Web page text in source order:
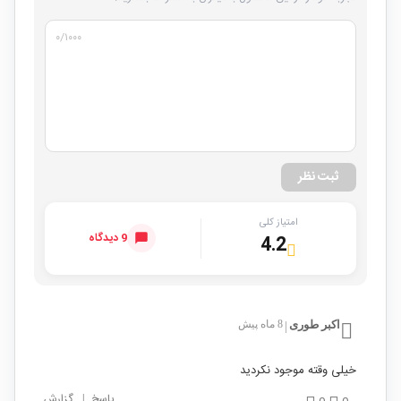
۰/۱۰۰۰
ثبت نظر
امتیاز کلی
4.2 9 دیدگاه
اکبر طوری 8 ماه پیش
‌خیلی وقته موجود نکردید